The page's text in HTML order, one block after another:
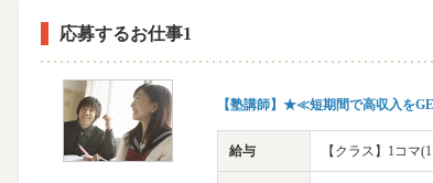
応募するお仕事1
【塾講師】★≪短期間で高収入を
給与 【クラス】1コマ